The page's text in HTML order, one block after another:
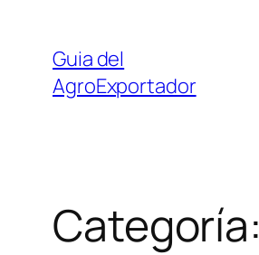
Guia del
AgroExportador
Categoría: